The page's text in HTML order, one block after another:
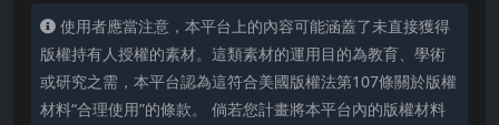
使用者應當注意，本平台上的內容可能涵蓋了未直接獲得
版權持有人授權的素材。這類素材的運用目的為教育、學術
或研究之需，本平台認為這符合美國版權法第107條關於版權
材料“合理使用”的條款。 倘若您計畫將本平台內的版權材料